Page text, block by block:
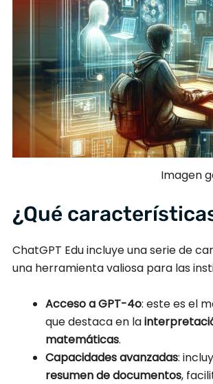
Imagen
¿Qué
ChatGPT Edu incluye una serie de
una herramienta valiosa para las
Acceso a GPT-4o: este es el
que destaca en la
matemáticas.
Capacidades avanzadas:
resumen de documentos,